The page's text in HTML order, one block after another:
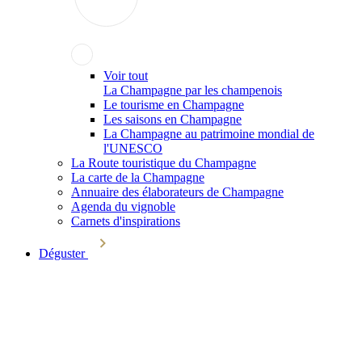
Voir tout
La Champagne par les champenois
Le tourisme en Champagne
Les saisons en Champagne
La Champagne au patrimoine mondial de
l'UNESCO
La Route touristique du Champagne
La carte de la Champagne
Annuaire des élaborateurs de Champagne
Agenda du vignoble
Carnets d'inspirations
Déguster